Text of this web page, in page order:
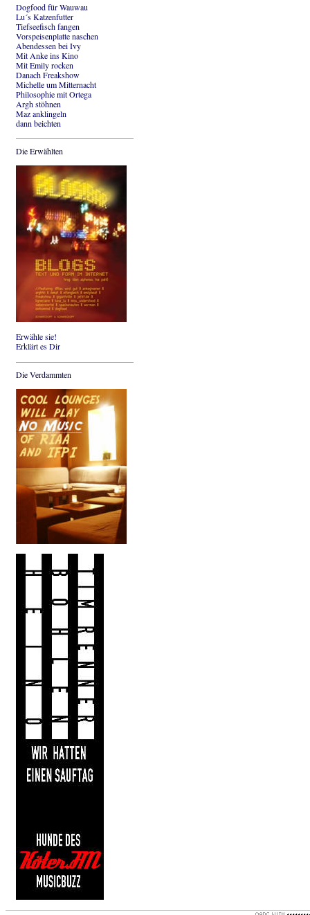
Dogfood für Wauwau
Lu´s Katzenfutter
Tiefseefisch fangen
Vorspeisenplatte naschen
Abendessen bei Ivy
Mit Anke ins Kino
Mit Emily rocken
Danach Freakshow
Michelle um Mitternacht
Philosophie mit Ortega
Argh stöhnen
Maz anklingeln
dann beichten
Die Erwählten
Erwähle sie!
Erklärt es Dir
Die Verdammten